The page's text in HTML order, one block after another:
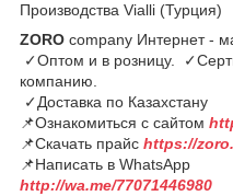
Производства Vialli (Турция)
ZORO company Интернет
✓Оптом и в розницу.
компанию.
✓Доставка по
📌Ознакомиться с сайтом
📌Скачать прайс https://
📌Написать в WhatsApp
http://wa.me/77071446980